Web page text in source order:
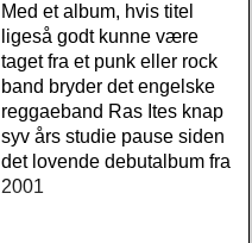
Med et album, hvis titel
ligeså godt kunne være
taget fra et punk eller rock
band bryder det engelske
reggaeband Ras Ites knap
syv års studie pause siden
det lovende debutalbum fra
2001